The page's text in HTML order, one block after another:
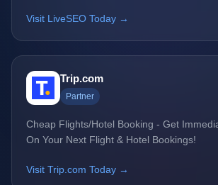
Visit LiveSEO Today →
Trip.com
Partner
Cheap Flights/Hotel Booking - Get
On Your Next Flight & Hotel Bookings!
Visit Trip.com Today →